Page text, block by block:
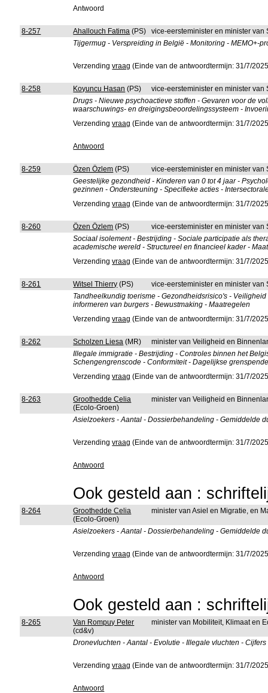
Antwoord
8-257 Ahallouch Fatima (PS)
vice-eersteminister en minister
Tijgermug - Verspreiding in België - Monitoring - MEMO+-
Verzendingvraag (Einde van de antwoordtermijn: 31/7/
8-258 Koyuncu Hasan (PS)
vice-eersteminister en minister
Drugs - Nieuwe psychoactieve stoffen - Gevaren voor de
waarschuwings- en dreigingsbeoordelingssysteem -
Verzendingvraag (Einde van de antwoordtermijn: 31/7/
Antwoord
8-259 Özen Özlem (PS)
vice-eersteminister en minister
Geestelijke gezondheid - Kinderen van 0 tot 4 jaar -
gezinnen - Ondersteuning - Specifieke acties -
Verzendingvraag (Einde van de antwoordtermijn: 31/7/
8-260 Özen Özlem (PS)
vice-eersteminister en minister
Sociaal isolement - Bestrijding - Sociale participatie als
academische wereld - Structureel en financieel kader -
Verzendingvraag (Einde van de antwoordtermijn: 31/7/
8-261 Witsel Thierry (PS)
vice-eersteminister en minister
Tandheelkundig toerisme - Gezondheidsrisico's -
informeren van burgers - Bewustmaking - Maatregelen
Verzendingvraag (Einde van de antwoordtermijn: 31/7/
8-262 Scholzen Liesa (MR)
minister van Veiligheid en
Illegale immigratie - Bestrijding - Controles binnen het
Schengengrenscode - Conformiteit - Dagelijkse
Verzendingvraag (Einde van de antwoordtermijn: 31/7/
8-263
Groothedde Celia
(Ecolo-Groen)
minister van Veiligheid en
Asielzoekers - Aantal - Dossierbehandeling - Gemiddelde
Verzendingvraag (Einde van de antwoordtermijn: 31/7/
Antwoord
Ook gesteld aan :
8-264
Groothedde Celia
(Ecolo-Groen)
minister van Asiel en Migratie, en
Asielzoekers - Aantal - Dossierbehandeling - Gemiddelde
Verzendingvraag (Einde van de antwoordtermijn: 31/7/
Antwoord
Ook gesteld aan :
8-265
Van Rompuy Peter
(cd&v)
minister van Mobiliteit, Klimaat en
Dronevluchten - Aantal - Evolutie - Illegale vluchten -
Verzendingvraag (Einde van de antwoordtermijn: 31/7/
Antwoord